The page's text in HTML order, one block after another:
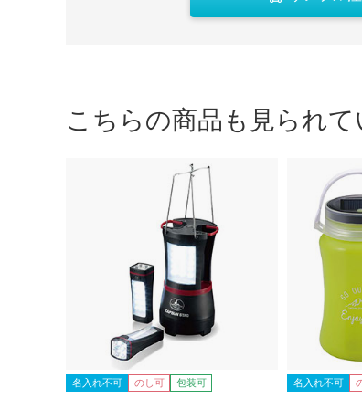
こちらの商品も見られて
名入れ不可 のし可 包装可 名入れ不可